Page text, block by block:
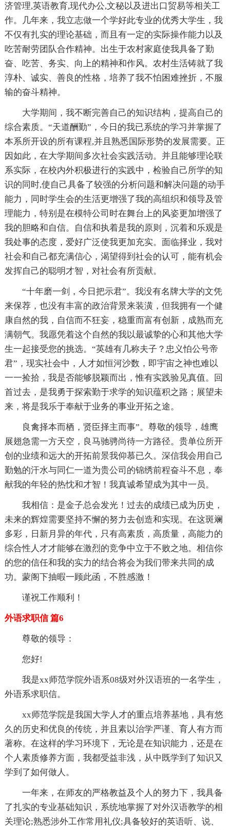
济管理,英语教育,现代办公,文秘以及进出口贸易等相关工
作。几年来，我立志做一个学好此专业的优秀大学生，我
不仅有扎实的理论基础，而且有一定的实际操作能力以及
吃苦耐劳团队合作精神。出生于农村家庭使我具备了勤
奋、吃苦、务实、向上的精神和作风。农村生活铸就了我
淳朴、诚实、善良的性格，培养了我不怕困难挫折，不服
输的奋斗精神。
大学期间，我不断完善自己的知识结构，提高自己的
综合素质。“天道酬勤”，今日的我已系统的学习并掌握了
本系所开设的所有课程,并且熟悉国际形势的发展需要。正
因如此，在大学期间多次社会实践活动。并且能够理论联
系实际，在校内外积极进行的实践中，检验自己所学的知
识的同时,使自己具备了较强的分析问题和解决问题的动手
能力，同时学生会的生活更增强了我的高组织和领导及管
理能力，特别是在模特公司时在舞台上的风姿更加增强了
我的胆略和自信。自信和执着是我的原则，沉着和乐观是
我处事的态度，爱好广泛使我更加充实。面临择业，我对
社会和自己都充满信心，渴望得到社会的认可，能有机会
发挥自己的聪明才智，对社会有所贡献。
“十年磨一剑，今日把示君”。我没有名牌大学的文凭
来保荐，也没有丰富的政治背景来装潢，但我拥有一个健
康自然的我，自信而不狂妄，稳重而富有创新，成熟而充
满朝气。我愿凭着这个自然的我以最诚挚的心和其他大学
生一起接受您的挑选。“英雄有几称夫子？忠义怕公号帝
君”，现实社会中，人才如恒河沙数，即宇宙之神也难以
一一捡拾，我是否能够脱颖而出，惟有实践验见真值。回
首过去，是我勇于探索勤于求学的知识蕴积之路；展望未
来，将是我乐于奉献于业务的事业开拓之途。
良禽择本而栖，贤臣择主而事”。尊敬的领导，雄鹰
展翅急需一方天空，良马驰骋尚待一方路径。贵单位所开
创的业绩和远大的开拓前景我仰慕已久。深信我会用自己
勤勉的汗水与同仁一道为贵公司的锦绣前程奋斗不息，奉
献我的年轻的热忱和才智！我真诚希望成为其中一员。
我相信：是金子总会发光！过去的成绩已成为历史，
未来的辉煌需要坚持不懈的努力去创造和实现。在这斑斓
多彩，日新月异的年代，只有高素质，高质量，高能力的
综合性人才才能够在激烈的竞争中立于不败之地。相信你
的您的信任和我的实力的结合将会为我们带来共同的成
功。蒙阁下抽暇一顾此函，不胜感激！
谨祝工作顺利！
外语求职信 篇6
尊敬的领导：
您好!
我是xx师范学院外语系08级对外汉语班的一名学生，
外语系求职信。
xx师范学院是我国大学人才的重点培养基地，具有悠
久的历史和优良的传统，并且素以治学严谨、育人有方而
著称。在这样的学习环境下，无论是在知识能力，还是在
个人素质修养方面，我都受益非浅，从中既学到了知识又
学到了如何做人。
一年来，在师友的严格教益及个人的努力下，我具备
了扎实的专业基础知识，系统地掌握了对外汉语教学的相
关理论;熟悉涉外工作常用礼仪;具备较好的英语听、说、